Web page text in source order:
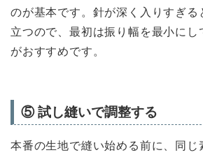
のが基本です。針が深く入りすぎる
立つので、最初は振り幅を最小にし
がおすすめです。
⑤ 試し縫いで調整する
本番の生地で縫い始める前に、同じ